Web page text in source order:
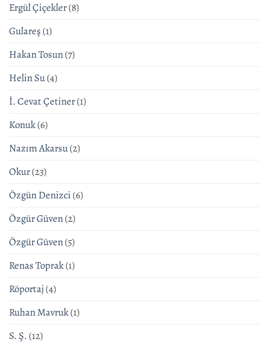
Ergül Çiçekler(8)
Gulareş (1)
Hakan Tosun(7)
Helin Su(4)
İ. Cevat Çetiner(1)
Konuk(6)
Nazım Akarsu(2)
Okur(23)
Özgün Denizci (6)
Özgür Güven(2)
Özgür Güven(5)
Renas Toprak(1)
Röportaj (4)
Ruhan Mavruk(1)
S. Ş. (12)